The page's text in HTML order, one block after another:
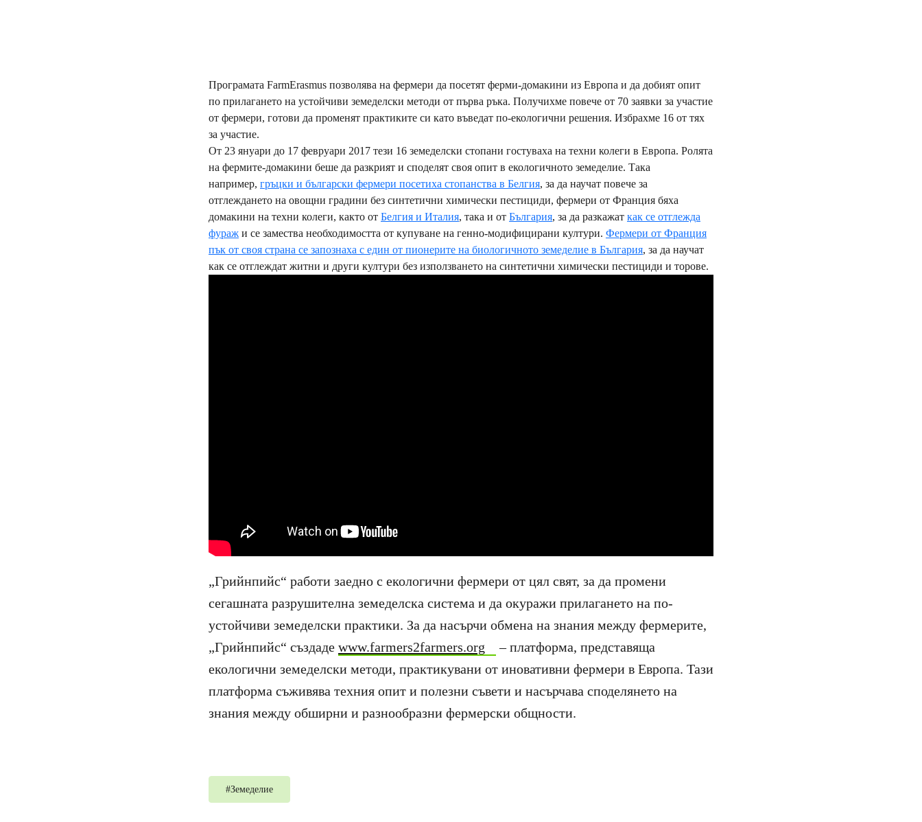
Програмата FarmErasmus позволява на фермери да посетят ферми-домакини из Европа и да добият опит
по прилагането на устойчиви земеделски методи от първа ръка. Получихме повече от 70 заявки за участие
от фермери, готови да променят практиките си като въведат по-екологични решения. Избрахме 16 от тях
за участие.
От 23 януари до 17 февруари 2017 тези 16 земеделски стопани гостуваха на техни колеги в Европа. Ролята
на фермите-домакини беше да разкрият и споделят своя опит в екологичното земеделие. Така
например, гръцки и български фермери посетиха стопанства в Белгия, за да научат повече за
отглеждането на овощни градини без синтетични химически пестициди, фермери от Франция бяха
домакини на техни колеги, както от Белгия и Италия, така и от България, за да разкажат как се отглежда
фураж и се замества необходимостта от купуване на генно-модифицирани култури. Фермери от Франция
пък от своя страна се запознаха с един от пионерите на биологичното земеделие в България, за да научат
как се отглеждат житни и други култури без използването на синтетични химически пестициди и торове.
„Грийнпийс“ работи заедно с екологични фермери от цял свят, за да промени
сегашната разрушителна земеделска система и да окуражи прилагането на по-
устойчиви земеделски практики. За да насърчи обмена на знания между фермерите,
„Грийнпийс“ създаде www.farmers2farmers.org
– платформа, представяща
екологични земеделски методи, практикувани от иновативни фермери в Европа. Тази
платформа съживява техния опит и полезни съвети и насърчава споделянето на
знания между обширни и разнообразни фермерски общности.
#Земеделие